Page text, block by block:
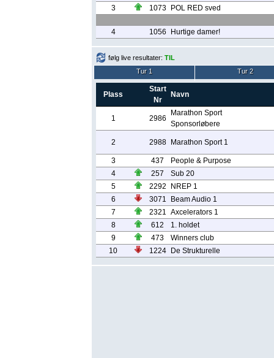
3
1073 POL RED sved
4 1056 Hurtige damer!
følg live resultater: TIL
Tur 1
Tur 2
Plass
Start
Nr
Navn
1 2986
Marathon Sport
Sponsorløbere
2 2988 Marathon Sport 1
3 437
People & Purpose
4
257
Sub 20
5
2292
NREP 1
6
3071
Beam Audio 1
7
2321 Axcelerators 1
8
612
1. holdet
9
473
Winners club
10
1224 De Strukturelle